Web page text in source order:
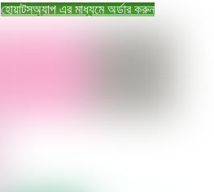
হোয়াটসঅ্যাপ এর মাধ্যমে অর্ডার করুন